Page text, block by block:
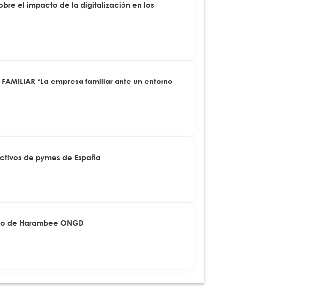
el impacto de la digitalización en los
FAMILIAR “La empresa familiar ante un entorno
de pymes de España
de Harambee ONGD